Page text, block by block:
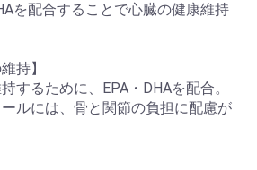
を配合することで心臓の健康維持
持】
するために、EPA・DHAを配合。
ルには、骨と関節の負担に配慮が